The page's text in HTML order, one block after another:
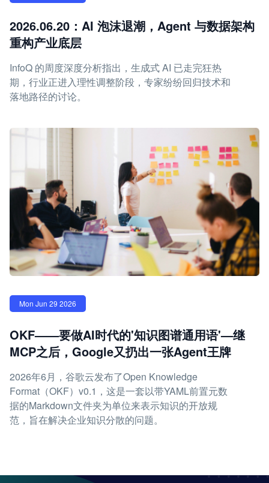
2026.06.20：AI 泡沫退潮，Agent 与数据架构
重构产业底层
InfoQ 的周度深度分析指出，生成式 AI 已走完狂热
期，行业正进入理性调整阶段，专家纷纷回归技术和
落地路径的讨论。
Mon Jun 29 2026
OKF——要做AI时代的'知识图谱通用语'—继
MCP之后，Google又扔出一张Agent王牌
2026年6月，谷歌云发布了Open Knowledge
Format（OKF）v0.1，这是一套以带YAML前置元数
据的Markdown文件夹为单位来表示知识的开放规
范，旨在解决企业知识分散的问题。